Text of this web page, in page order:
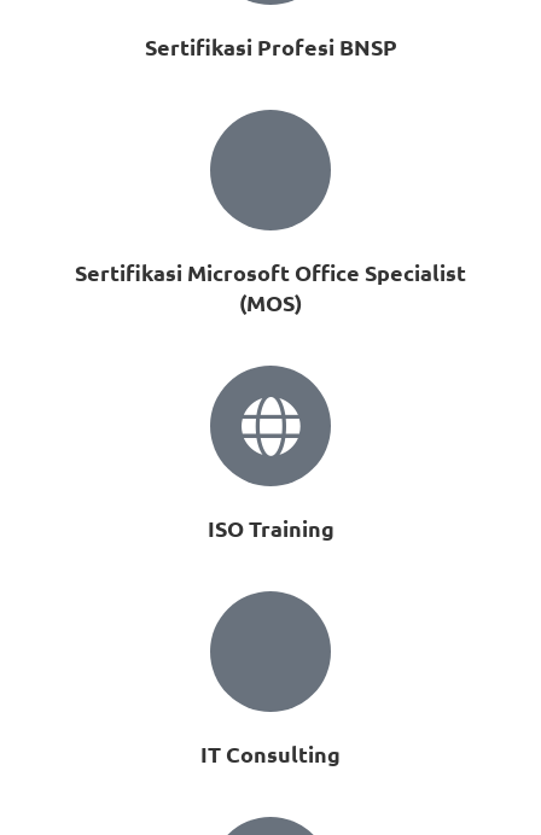
Sertifikasi Profesi BNSP
Sertifikasi Microsoft Office Specialist
(MOS)
ISO Training
IT Consulting